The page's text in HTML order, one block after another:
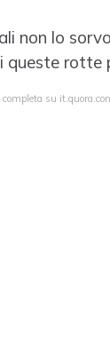
non lo
queste rotte
su